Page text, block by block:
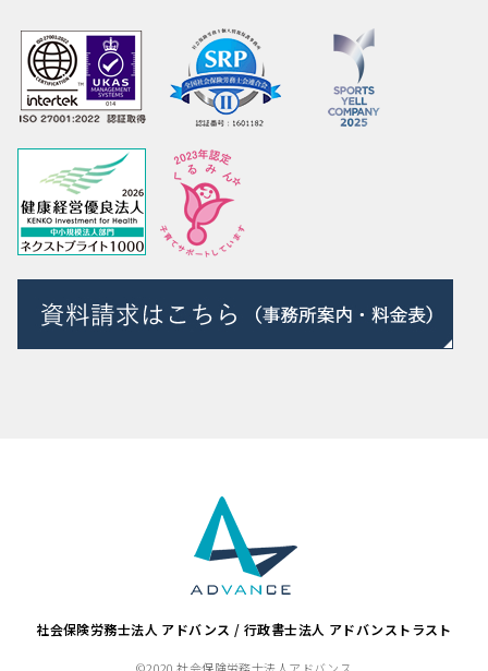
社会保険労務士法人 アドバンス / 行政書士法人 アドバンストラスト